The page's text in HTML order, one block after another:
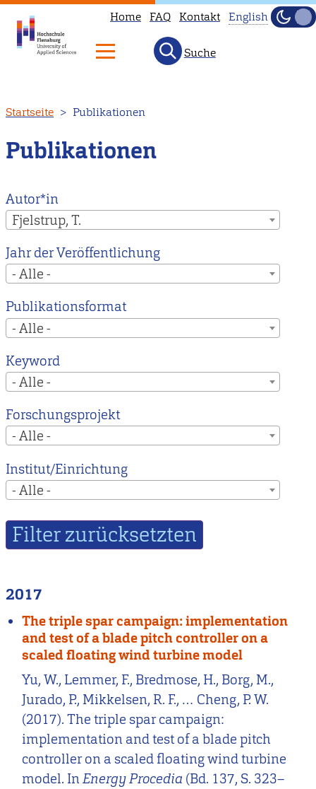
zum
Inhalt
Home FAQ Kontakt
to
our
main
instead.
English
Hell
Suche
Startseite Publikationen
Publikationen
Autor*in
Fjelstrup, T.
Jahr der Veröffentlichung
- Alle -
Publikationsformat
- Alle -
Keyword
- Alle -
Forschungsprojekt
- Alle -
Institut/Einrichtung
- Alle -
2017
The triple spar campaign: implementation
and test of a blade pitch controller on a
scaled floating wind turbine model
Yu, W., Lemmer, F., Bredmose, H., Borg, M.,
Jurado, P., Mikkelsen, R. F., … Cheng, P. W.
(2017). The triple spar campaign:
implementation and test of a blade pitch
controller on a scaled floating wind turbine
model. InEnergy Procedia (Bd. 137, S. 323–